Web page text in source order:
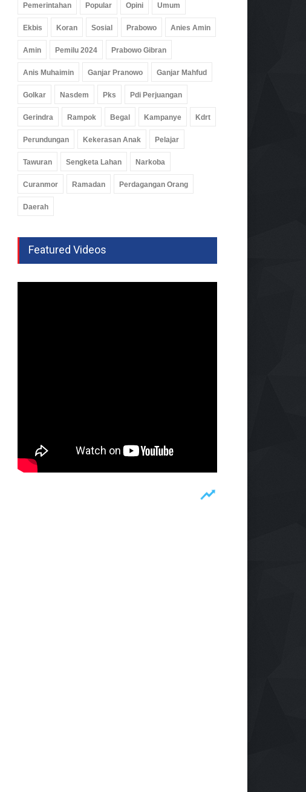
Pemerintahan Popular Opini Umum
Ekbis Koran Sosial Prabowo Anies Amin
Amin Pemilu 2024 Prabowo Gibran
Anis Muhaimin Ganjar Pranowo Ganjar Mahfud
Golkar Nasdem Pks Pdi Perjuangan
Gerindra Rampok Begal Kampanye Kdrt
Perundungan Kekerasan Anak Pelajar
Tawuran Sengketa Lahan Narkoba
Curanmor Ramadan Perdagangan Orang
Daerah
Featured Videos